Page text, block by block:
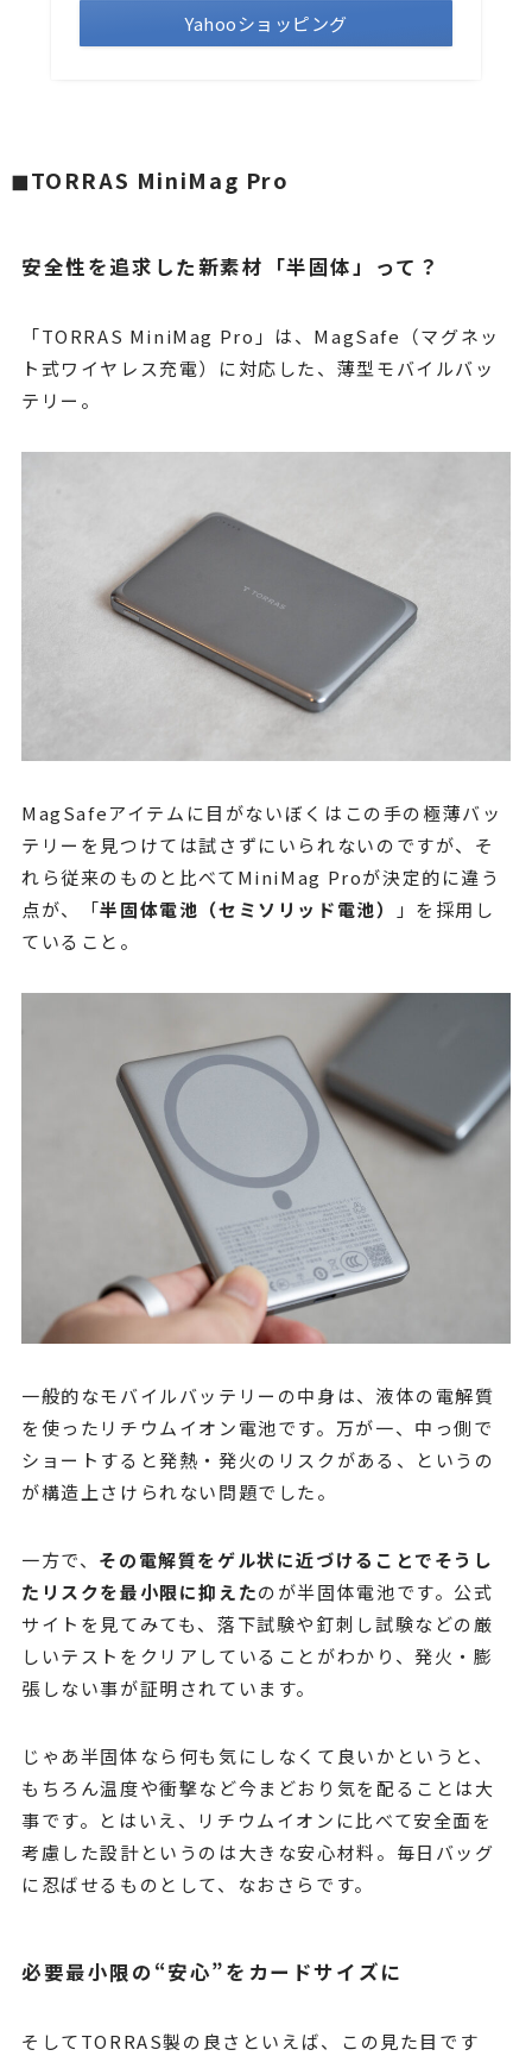
Yahooショッピング
◼︎TORRAS MiniMag Pro
安全性を追求した新素材「半固体」って？
「TORRAS MiniMag Pro」は、MagSafe（マグネッ
ト式ワイヤレス充電）に対応した、薄型モバイルバッ
テリー。
MagSafeアイテムに目がないぼくはこの手の極薄バッ
テリーを見つけては試さずにいられないのですが、そ
れら従来のものと比べてMiniMag Proが決定的に違う
点が、「半固体電池（セミソリッド電池）
」を採用し
ていること。
一般的なモバイルバッテリーの中身は、液体の電解質
を使ったリチウムイオン電池です。万が一、中っ側で
ショートすると発熱・発火のリスクがある、というの
が構造上さけられない問題でした。
一方で、 その電解質をゲル状に近づけることでそうし
たリスクを最小限に抑えたのが半固体電池です。公式
サイトを見てみても、落下試験や釘刺し試験などの厳
しいテストをクリアしていることがわかり、発火・膨
張しない事が証明されています。
じゃあ半固体なら何も気にしなくて良いかというと、
もちろん温度や衝撃など今まどおり気を配ることは大
事です。とはいえ、リチウムイオンに比べて安全面を
考慮した設計というのは大きな安心材料。毎日バッグ
に忍ばせるものとして、なおさらです。
必要最小限の“安心”をカードサイズに
そしてTORRAS製の良さといえば、この見た目です